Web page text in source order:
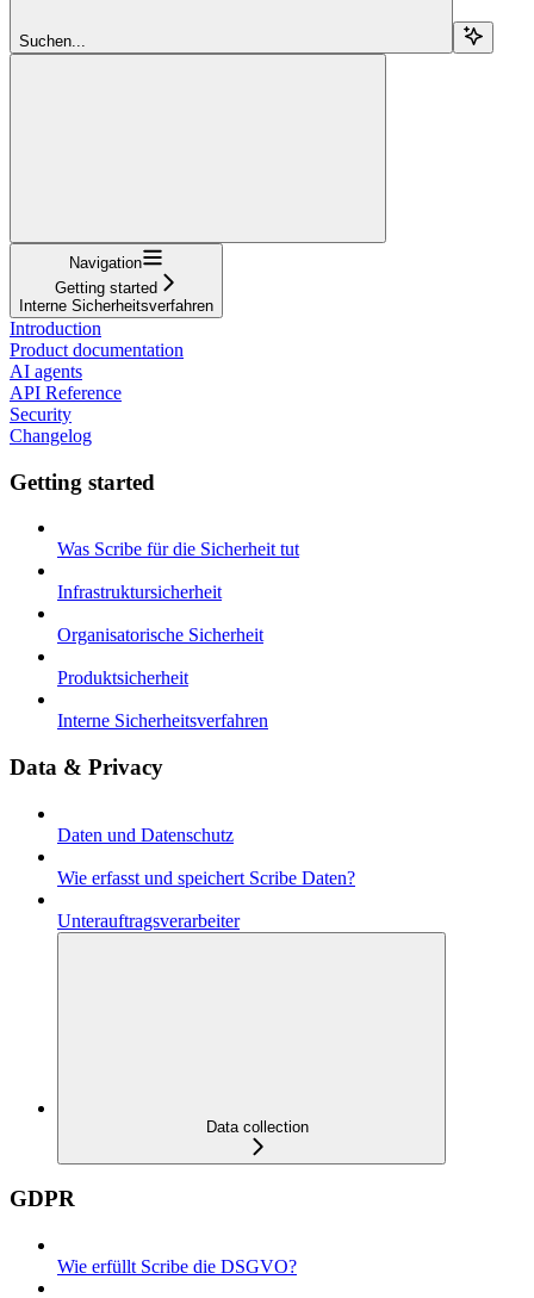
Suchen...
Navigation
Getting started
Interne Sicherheitsverfahren
Introduction
Product documentation
AI agents
API Reference
Security
Changelog
Getting started
Was Scribe für die Sicherheit tut
Infrastruktursicherheit
Organisatorische Sicherheit
Produktsicherheit
Interne Sicherheitsverfahren
Data & Privacy
Daten und Datenschutz
Wie erfasst und speichert Scribe Daten?
Unterauftragsverarbeiter
Data collection
GDPR
Wie erfüllt Scribe die DSGVO?